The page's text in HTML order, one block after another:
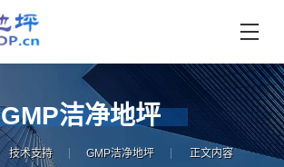
GMP洁净地坪
技术支持 GMP洁净地坪 正文内容